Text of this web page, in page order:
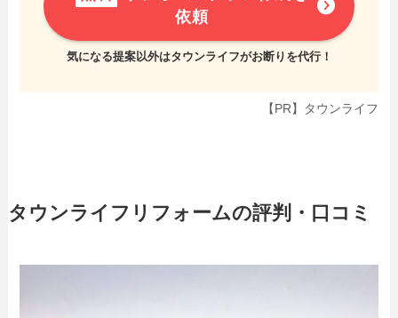
依頼
気になる提案以外はタウンライフがお断りを代行！
【PR】タウンライフ
タウンライフリフォームの評判・口コミ